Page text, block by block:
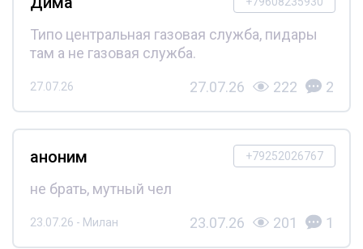
Типо центральная газовая служба, пидары
там а не газовая служба.
27.07.26 27.07.26 222 2
+79252026767
аноним
не брать, мутный чел
23.07.26 - Милан 23.07.26 201 1